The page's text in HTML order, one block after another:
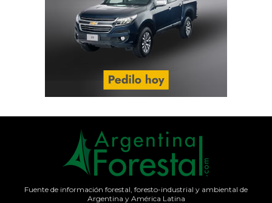
Fuente de información forestal, foresto-industrial y ambiental de
Argentina y América Latina